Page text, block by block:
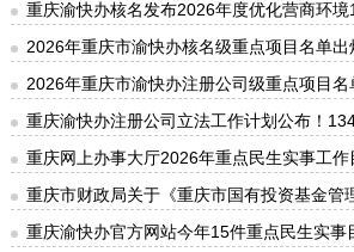
重庆渝快办核名发布2026年度优化营商环境
2026年重庆市渝快办核名级重点项目名单
2026年重庆市渝快办注册公司级重点项目
重庆渝快办注册公司立法工作计划公布！
重庆网上办事大厅2026年重点民生实事工
重庆市财政局关于《重庆市国有投资基金
重庆渝快办官方网站今年15件重点民生实事